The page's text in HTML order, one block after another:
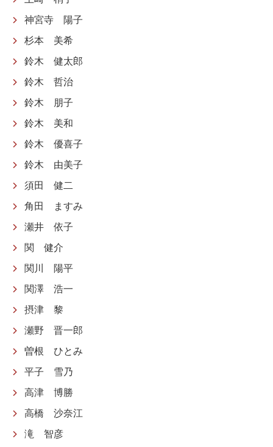
神宮寺 陽子
杉本 美希
鈴木 健太郎
鈴木 哲治
鈴木 朋子
鈴木 美和
鈴木 優喜子
鈴木 由美子
須田 健二
角田 ますみ
瀬井 依子
関 健介
関川 陽平
関澤 浩一
摂津 黎
瀬野 晋一郎
曽根 ひとみ
平子 雪乃
高津 博勝
高橋 沙奈江
滝 智彦